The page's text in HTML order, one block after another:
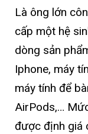
Là ông lớn
cấp một hệ
dòng sản
Iphone, máy
máy tính để
AirPods,…
được định giá